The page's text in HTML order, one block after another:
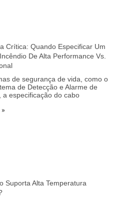
Crítica: Quando Especificar Um
De Alta Performance Vs.
de segurança de vida, como o
de Detecção e Alarme de
a especificação do cabo
Suporta Alta Temperatura